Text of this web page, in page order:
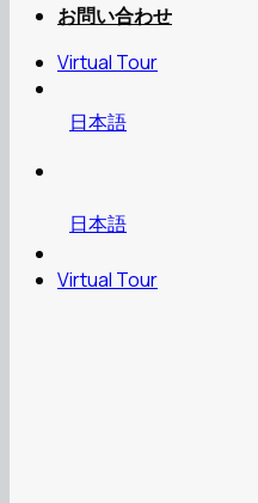
お問い合わせ
Virtual Tour
日本語
日本語
Virtual Tour